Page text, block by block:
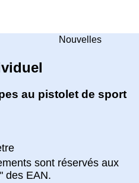
Nouvelles
au pistolet de sport
sont réservés aux
des EAN.